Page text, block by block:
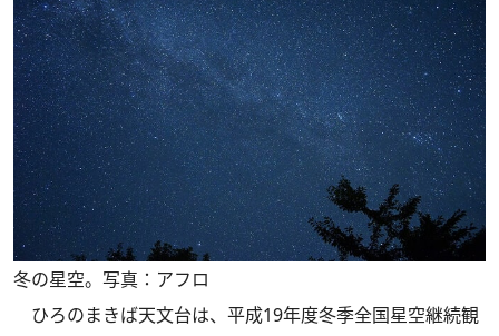
冬の星空。写真：アフロ
ひろのまきば天文台は、平成19年度冬季全国星空継続観